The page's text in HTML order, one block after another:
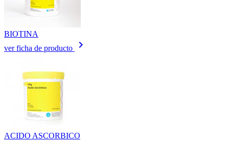
BIOTINA
ver ficha de producto
keyboard_arrow_right
ACIDO ASCORBICO